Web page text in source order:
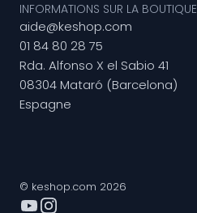
INFORMATIONS SUR LA BOUTIQUE
aide@keshop.com
01 84 80 28 75
Rda. Alfonso X el Sabio 41
08304 Mataró (Barcelona)
Espagne
© keshop.com 2026